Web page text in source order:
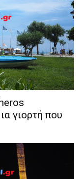
γιορτή που